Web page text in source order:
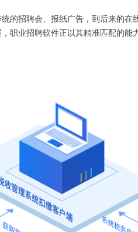
的招聘会、报纸广告，到后来的
职业招聘软件正以其精准匹配的